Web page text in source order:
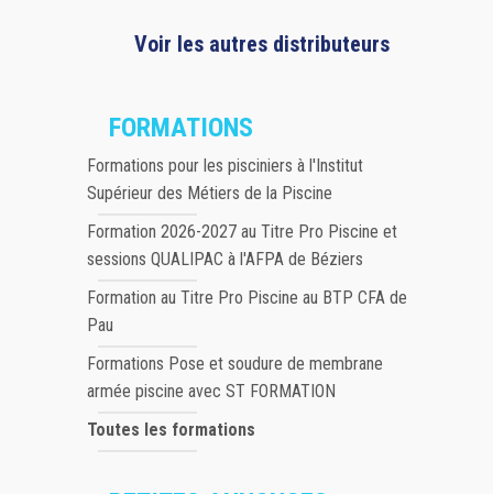
Voir les autres distributeurs
FORMATIONS
Formations pour les pisciniers à l'Institut
Supérieur des Métiers de la Piscine
Formation 2026-2027 au Titre Pro Piscine et
sessions QUALIPAC à l'AFPA de Béziers
Formation au Titre Pro Piscine au BTP CFA de
Pau
Formations Pose et soudure de membrane
armée piscine avec ST FORMATION
Toutes les formations